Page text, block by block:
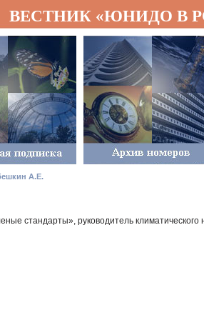
ВЕСТНИК «ЮНИДО В
А.Е.
стандарты», руководитель климатического